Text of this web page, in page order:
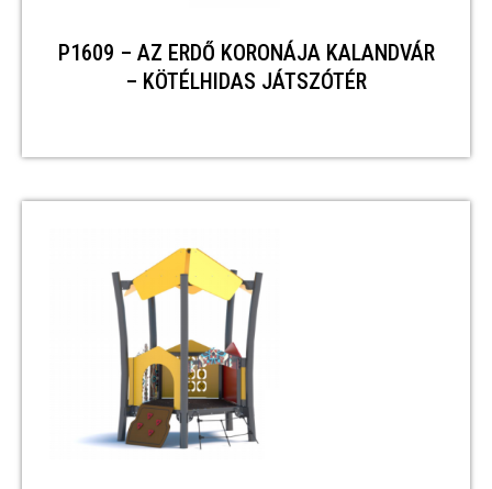
P1609 – AZ ERDŐ KORONÁJA KALANDVÁR
– KÖTÉLHIDAS JÁTSZÓTÉR